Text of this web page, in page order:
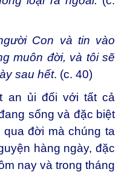
Con và tin vào
muôn đời, và tôi sẽ
sau hết. (c. 40)
an ủi đối với tất cả
sống và đặc biệt
đời mà chúng ta
hàng ngày, đặc
nay và trong tháng